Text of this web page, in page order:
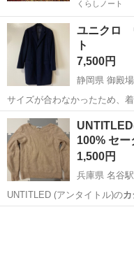
くらしノート
ユニクロ
ト
7,500円
静岡県 御殿
サイズが合わなかったため、
90%、カシミア
静岡 御殿場市
100% セー
1,500円
兵庫県 名谷駅
UNTITLED (アンタイトル)のカ
製…